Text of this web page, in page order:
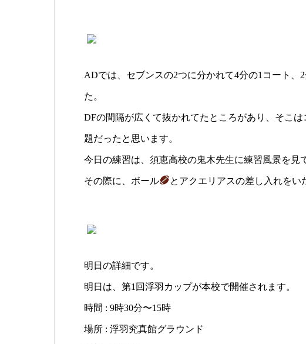
ADでは、セブンスの2つに分かれて4分の1コート、
た。
DFの間隔が広くて抜かれてたところがあり、そこ
題だったと思います。
今日の練習は、須恵高校の鬼木先生に練習風景を見
その際に、ボール とアクエリアスの差し入れをい
明日の詳細です。
明日は、第1回浮羽カップが本校で開催されます。
時間 : 9時30分〜15時
場所 : 浮羽究真館グラウンド